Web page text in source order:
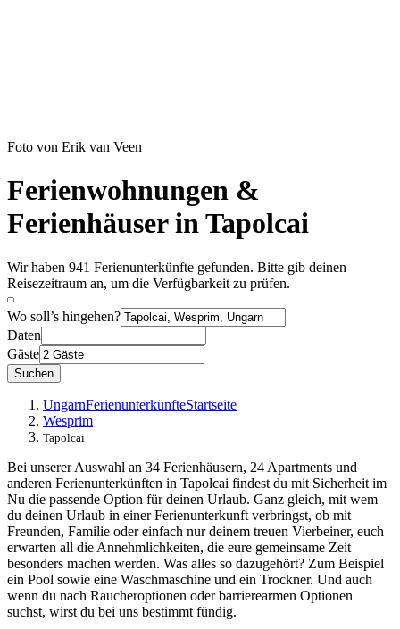
Foto von Erik van Veen
Ferienwohnungen &
Ferienhäuser in Tapolcai
Wir haben 941 Ferienunterkünfte gefunden. Bitte gib deinen
Reisezeitraum an, um die Verfügbarkeit zu prüfen.
Wo soll’s hingehen?
Daten
Gäste
Suchen
UngarnFerienunterkünfteStartseite
Wesprim
Tapolcai
Bei unserer Auswahl an 34 Ferienhäusern, 24 Apartments und
anderen Ferienunterkünften in Tapolcai findest du mit Sicherheit im
Nu die passende Option für deinen Urlaub. Ganz gleich, mit wem
du deinen Urlaub in einer Ferienunterkunft verbringst, ob mit
Freunden, Familie oder einfach nur deinem treuen Vierbeiner, euch
erwarten all die Annehmlichkeiten, die eure gemeinsame Zeit
besonders machen werden. Was alles so dazugehört? Zum Beispiel
ein Pool sowie eine Waschmaschine und ein Trockner. Und auch
wenn du nach Raucheroptionen oder barrierearmen Optionen
suchst, wirst du bei uns bestimmt fündig.